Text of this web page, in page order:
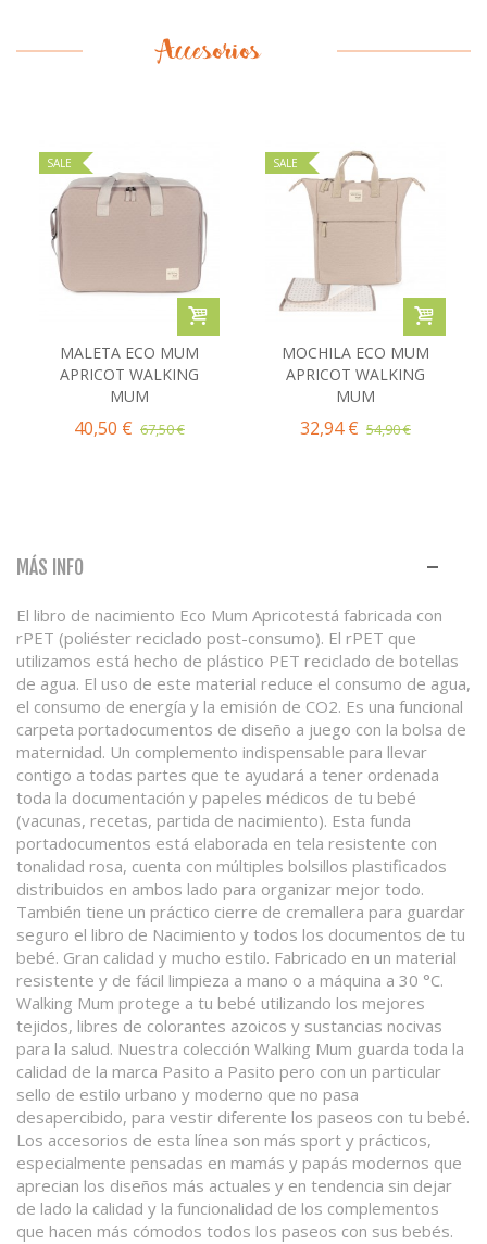
Accesorios
SALE
MALETA ECO MUM
APRICOT WALKING
MUM
40,50 € 67,50 €
SALE
MOCHILA ECO MUM
APRICOT WALKING
MUM
32,94 € 54,90 €
MÁS INFO
El libro de nacimiento Eco Mum Apricotestá fabricada con
rPET (poliéster reciclado post-consumo). El rPET que
utilizamos está hecho de plástico PET reciclado de botellas
de agua. El uso de este material reduce el consumo de agua,
el consumo de energía y la emisión de CO2. Es una funcional
carpeta portadocumentos de diseño a juego con la bolsa de
maternidad. Un complemento indispensable para llevar
contigo a todas partes que te ayudará a tener ordenada
toda la documentación y papeles médicos de tu bebé
(vacunas, recetas, partida de nacimiento). Esta funda
portadocumentos está elaborada en tela resistente con
tonalidad rosa, cuenta con múltiples bolsillos plastificados
distribuidos en ambos lado para organizar mejor todo.
También tiene un práctico cierre de cremallera para guardar
seguro el libro de Nacimiento y todos los documentos de tu
bebé. Gran calidad y mucho estilo. Fabricado en un material
resistente y de fácil limpieza a mano o a máquina a 30 °C.
Walking Mum protege a tu bebé utilizando los mejores
tejidos, libres de colorantes azoicos y sustancias nocivas
para la salud. Nuestra colección Walking Mum guarda toda la
calidad de la marca Pasito a Pasito pero con un particular
sello de estilo urbano y moderno que no pasa
desapercibido, para vestir diferente los paseos con tu bebé.
Los accesorios de esta línea son más sport y prácticos,
especialmente pensadas en mamás y papás modernos que
aprecian los diseños más actuales y en tendencia sin dejar
de lado la calidad y la funcionalidad de los complementos
que hacen más cómodos todos los paseos con sus bebés.